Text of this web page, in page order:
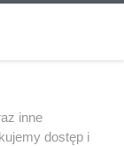
inne
dostęp i